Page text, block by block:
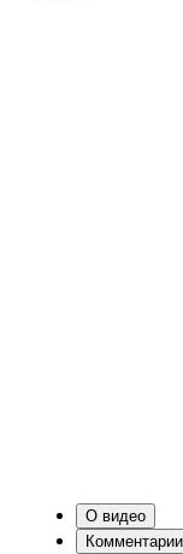
О видео
Комментарии